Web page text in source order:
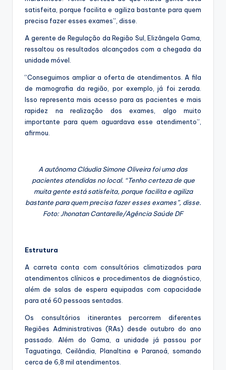
satisfeita, porque facilita e agiliza bastante para quem
precisa fazer esses exames”, disse.
A gerente de Regulação da Região Sul, Elizângela Gama,
ressaltou os resultados alcançados com a chegada da
unidade móvel.
“Conseguimos ampliar a oferta de atendimentos. A fila
de mamografia da região, por exemplo, já foi zerada.
Isso representa mais acesso para as pacientes e mais
rapidez na realização dos exames, algo muito
importante para quem aguardava esse atendimento”,
afirmou.
A autônoma Cláudia Simone Oliveira foi uma das
pacientes atendidas no local. “Tenho certeza de que
muita gente está satisfeita, porque facilita e agiliza
bastante para quem precisa fazer esses exames”, disse.
Foto: Jhonatan Cantarelle/Agência Saúde DF
Estrutura
A carreta conta com consultórios climatizados para
atendimentos clínicos e procedimentos de diagnóstico,
além de salas de espera equipadas com capacidade
para até 60 pessoas sentadas.
Os consultórios itinerantes percorrem diferentes
Regiões Administrativas (RAs) desde outubro do ano
passado. Além do Gama, a unidade já passou por
Taguatinga, Ceilândia, Planaltina e Paranoá, somando
cerca de 6,8 mil atendimentos.